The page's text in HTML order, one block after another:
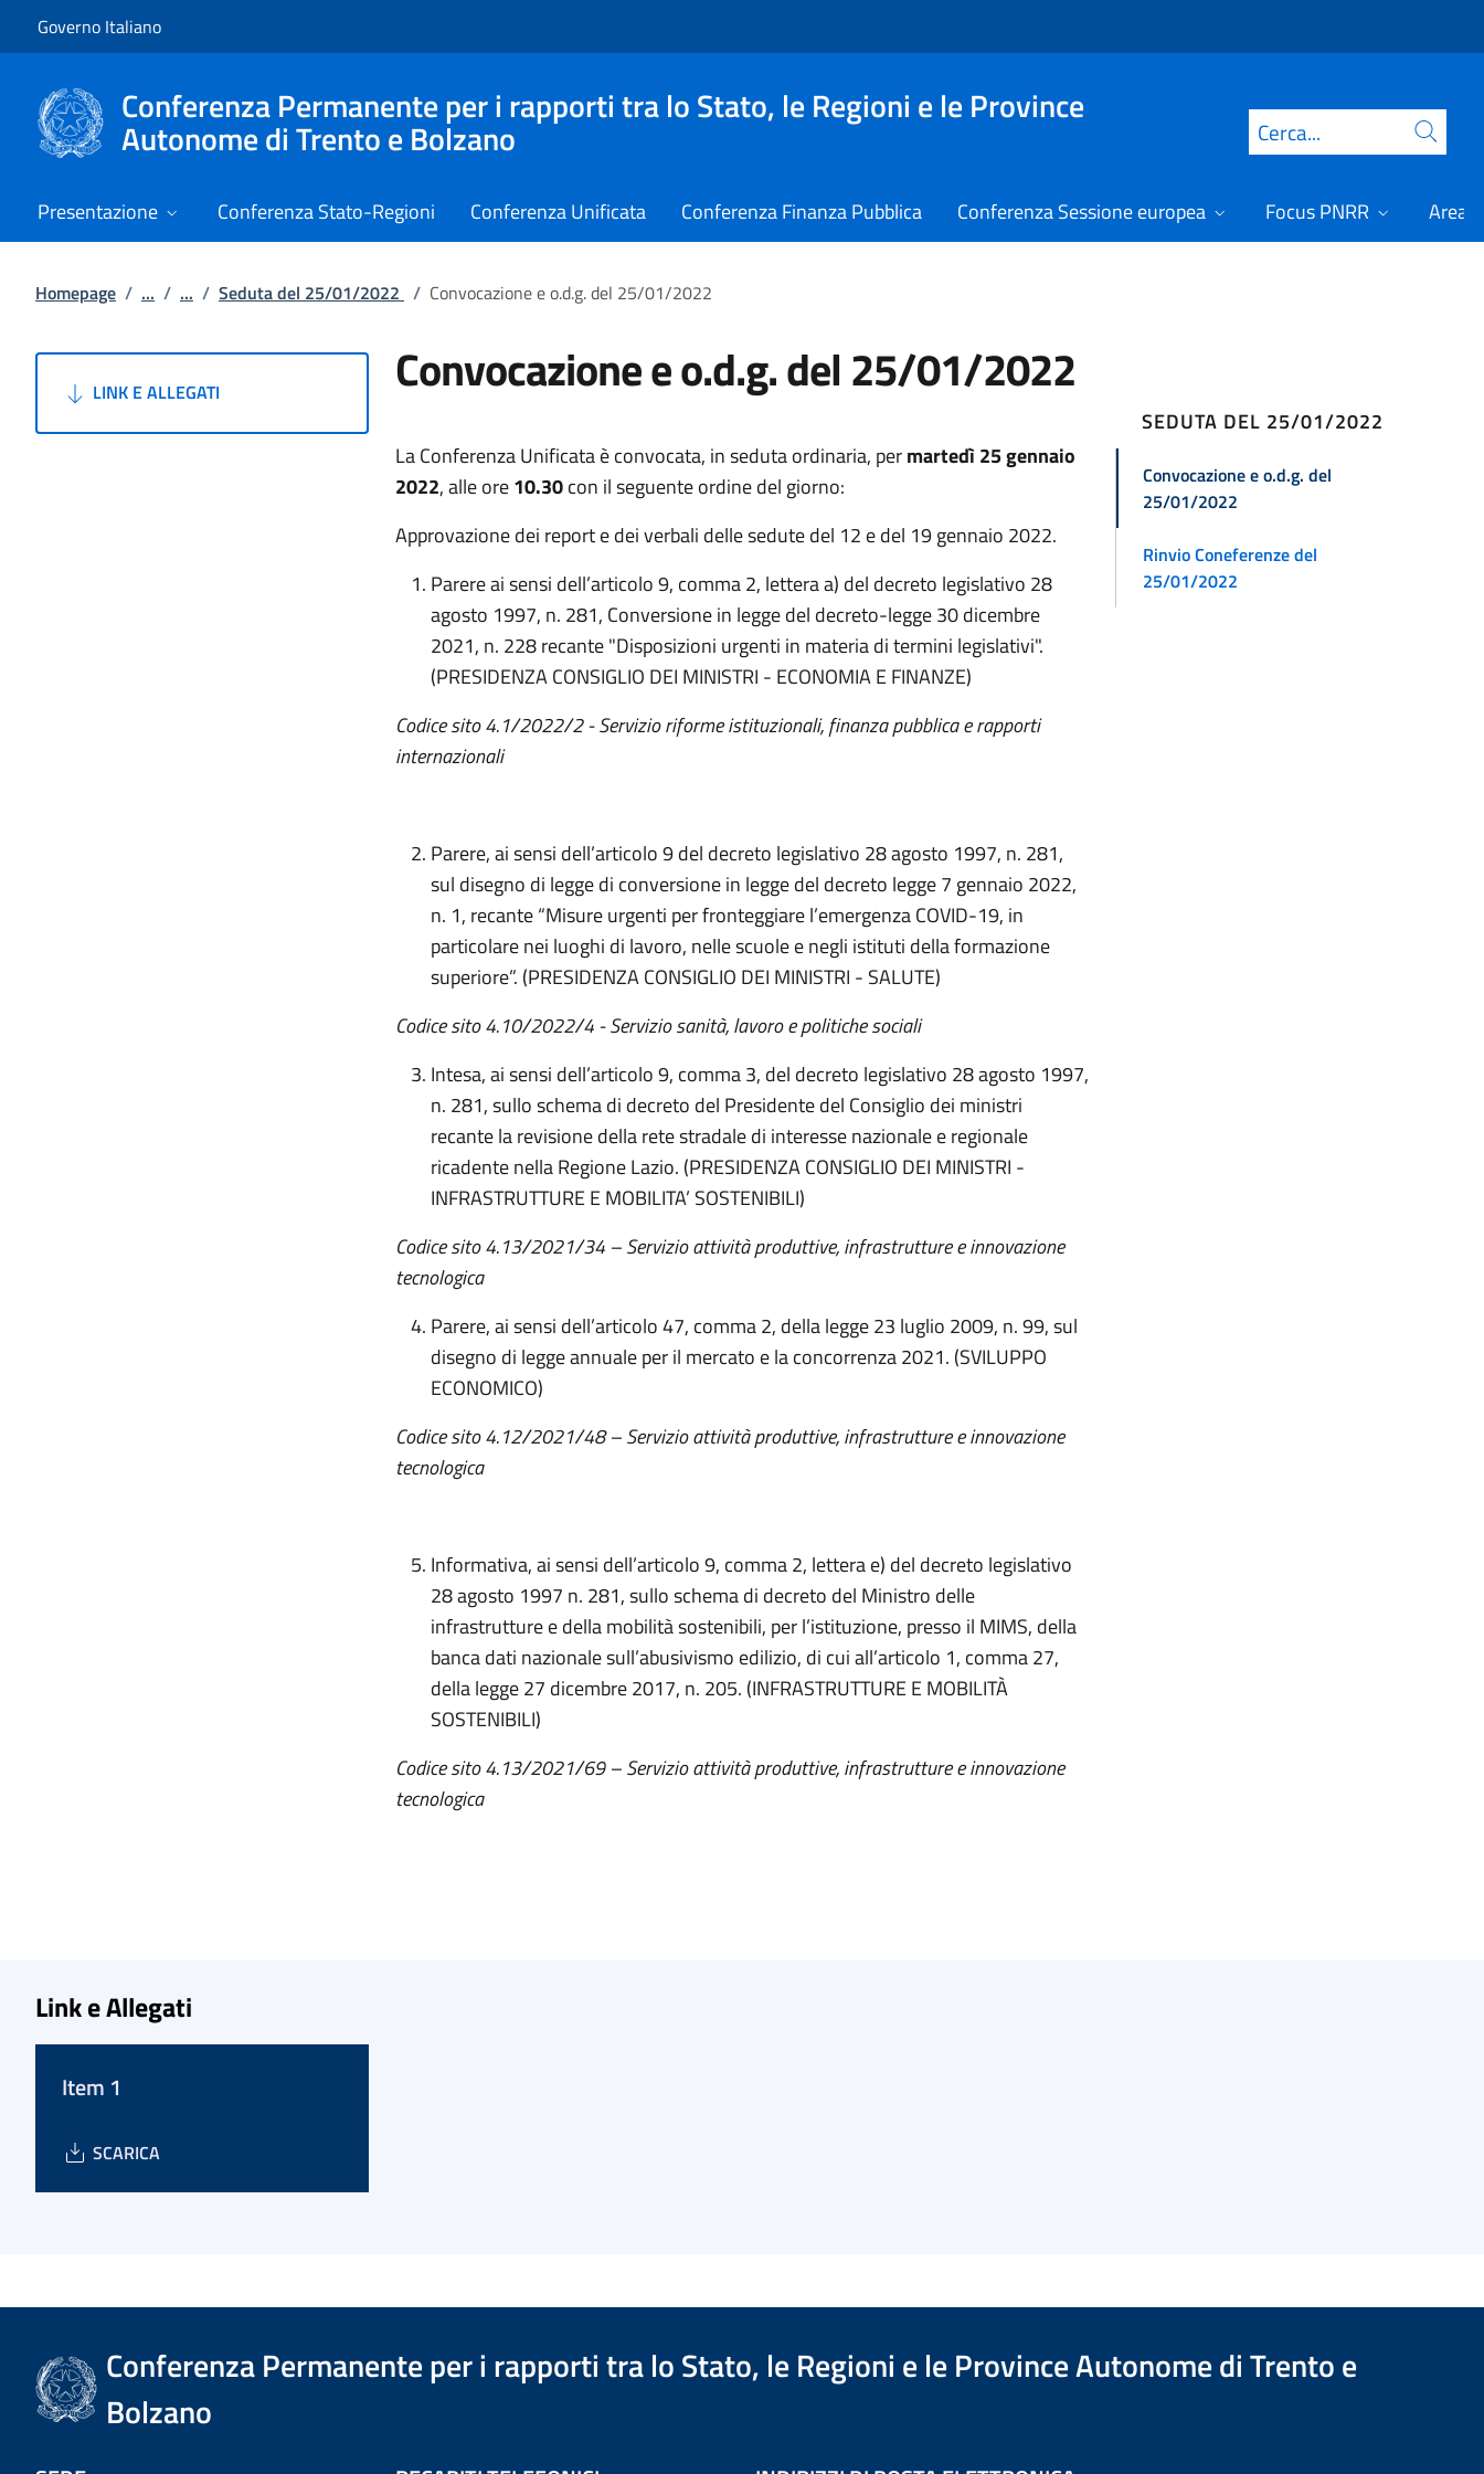
Governo Italiano
Conferenza Permanente per i rapporti tra lo Stato, le Regioni e le Province
Autonome di Trento e Bolzano Cerca
Presentazione Conferenza Stato-Regioni Conferenza Unificata Conferenza Finanza Pubblica Conferenza Sessione europea Focus PNRR Area
Homepage / ... / ... / Seduta del 25/01/2022 / Convocazione e o.d.g. del 25/01/2022
LINK E ALLEGATI Convocazione e o.d.g. del 25/01/2022
La Conferenza Unificata è convocata, in seduta ordinaria, permartedì 25 gennaio
2022, alle ore10.30con il seguente ordine del giorno:
Approvazione dei report e dei verbali delle sedute del 12 e del 19 gennaio 2022.
Parere ai sensi dell’articolo 9, comma 2, lettera a) del decreto legislativo 28
agosto 1997, n. 281, Conversione in legge del decreto-legge 30 dicembre
2021, n. 228 recante "Disposizioni urgenti in materia di termini legislativi".
(PRESIDENZA CONSIGLIO DEI MINISTRI - ECONOMIA E FINANZE)
Codice sito 4.1/2022/2 - Servizio riforme istituzionali, finanza pubblica e rapporti
internazionali
Parere, ai sensi dell’articolo 9 del decreto legislativo 28 agosto 1997, n. 281,
sul disegno di legge di conversione in legge del decreto legge 7 gennaio 2022,
n. 1, recante “Misure urgenti per fronteggiare l’emergenza COVID-19, in
particolare nei luoghi di lavoro, nelle scuole e negli istituti della formazione
superiore”. (PRESIDENZA CONSIGLIO DEI MINISTRI - SALUTE)
Codice sito4.10/2022/4 -Serviziosanità, lavoro e politiche sociali
Intesa, ai sensi dell’articolo 9, comma 3, del decreto legislativo 28 agosto 1997,
n. 281, sullo schema di decreto del Presidente del Consiglio dei ministri
recante la revisione della rete stradale di interesse nazionale e regionale
ricadente nella Regione Lazio. (PRESIDENZA CONSIGLIO DEI MINISTRI -
INFRASTRUTTURE E MOBILITA’ SOSTENIBILI)
Codice sito 4.13/2021/34 – Servizio attività produttive, infrastrutture e innovazione
tecnologica
Parere, ai sensi dell’articolo 47, comma 2, della legge 23 luglio 2009, n. 99, sul
disegno di legge annuale per il mercato e la concorrenza 2021. (SVILUPPO
ECONOMICO)
Codice sito 4.12/2021/48 – Servizio attività produttive, infrastrutture e innovazione
tecnologica
Informativa, ai sensi dell’articolo 9, comma 2, lettera e) del decreto legislativo
28 agosto 1997 n. 281, sullo schema di decreto del Ministro delle
infrastrutture e della mobilità sostenibili, per l’istituzione, presso il MIMS, della
banca dati nazionale sull’abusivismo edilizio, di cui all’articolo 1, comma 27,
della legge 27 dicembre 2017, n. 205. (INFRASTRUTTURE E MOBILITÀ
SOSTENIBILI)
Codice sito 4.13/2021/69 – Servizio attività produttive, infrastrutture e innovazione
tecnologica
SEDUTA DEL 25/01/2022
Convocazione e o.d.g. del
25/01/2022
Rinvio Coneferenze del
25/01/2022
Link e Allegati
Item 1
SCARICA
Conferenza Permanente per i rapporti tra lo Stato, le Regioni e le Province Autonome di Trento e
Bolzano